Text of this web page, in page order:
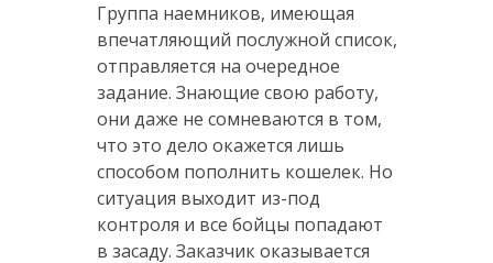
Группа наемников, имеющая
впечатляющий послужной список,
отправляется на очередное
задание. Знающие свою работу,
они даже не сомневаются в том,
что это дело окажется лишь
способом пополнить кошелек. Но
ситуация выходит из-под
контроля и все бойцы попадают
в засаду. Заказчик оказывается